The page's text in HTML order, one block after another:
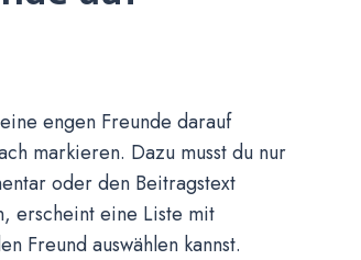
engen Freunde darauf
markieren. Dazu musst du nur
oder den Beitragstext
erscheint eine Liste mit
Freund auswählen kannst.